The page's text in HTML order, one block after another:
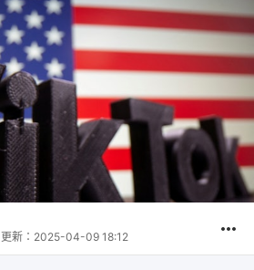
更新： 2025-04-09 18:12